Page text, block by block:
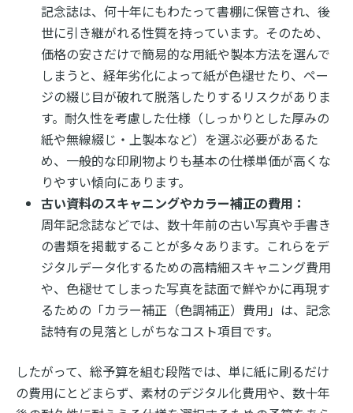
記念誌は、何十年にもわたって書棚に保管され、後
世に引き継がれる性質を持っています。そのため、
価格の安さだけで簡易的な用紙や製本方法を選んで
しまうと、経年劣化によって紙が色褪せたり、ペー
ジの綴じ目が破れて脱落したりするリスクがありま
す。耐久性を考慮した仕様（しっかりとした厚みの
紙や無線綴じ・上製本など）を選ぶ必要があるた
め、一般的な印刷物よりも基本の仕様単価が高くな
りやすい傾向にあります。
古い資料のスキャニングやカラー補正の費用：
周年記念誌などでは、数十年前の古い写真や手書き
の書類を掲載することが多々あります。これらをデ
ジタルデータ化するための高精細スキャニング費用
や、色褪せてしまった写真を誌面で鮮やかに再現す
るための「カラー補正（色調補正）費用」は、記念
誌特有の見落としがちなコスト項目です。
したがって、総予算を組む段階では、単に紙に刷るだけ
の費用にとどまらず、素材のデジタル化費用や、数十年